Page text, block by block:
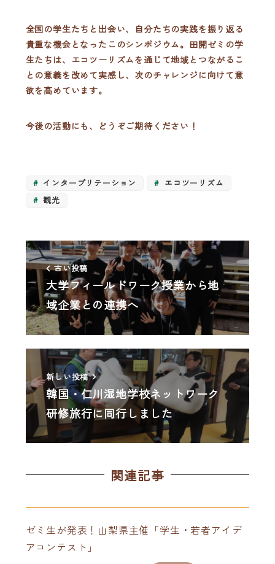
全国の学生たちと出会い、自分たちの実践を振り返る
貴重な機会となったこのシンポジウム。田開ゼミの学
生たちは、エコツーリズムを通じて地域とつながるこ
との意義を改めて実感し、次のチャレンジに向けて意
欲を高めています。
今後の活動にも、どうぞご期待ください！
インタープリテーション
エコツーリズム
観光
古い投稿
大学フィールドワーク授業から地
域企業との連携へ
新しい投稿
韓国・仁川湿地学校ネットワーク
研修旅行に同行しました
関連記事
ゼミ生が発表！山梨県主催「学生・若者アイデ
アコンテスト」